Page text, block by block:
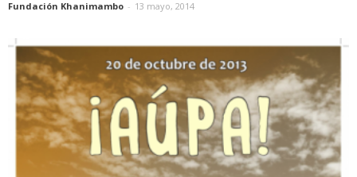
Fundación Khanimambo - 13 mayo, 2014